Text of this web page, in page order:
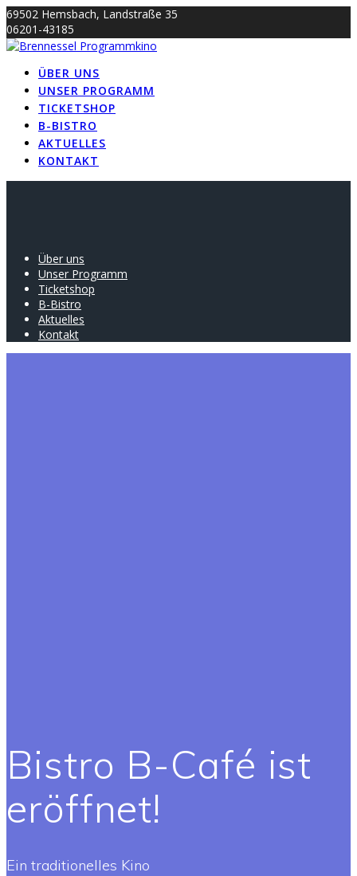
Skip
to
content
69502 Hemsbach, Landstraße 35
06201-43185
info@brennessel-kino.de
ÜBER UNS
UNSER PROGRAMM
TICKETSHOP
B-BISTRO
AKTUELLES
KONTAKT
Über uns
Unser Programm
Ticketshop
B-Bistro
Aktuelles
Kontakt
Bistro B-Café ist
eröffnet!
Ein traditionelles Kino